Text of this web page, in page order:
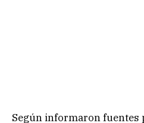
Según informaron fuentes